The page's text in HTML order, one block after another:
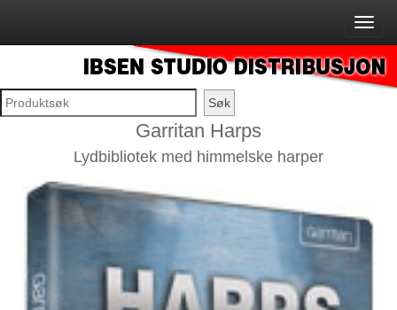
Garritan Harps
Lydbibliotek med himmelske harper